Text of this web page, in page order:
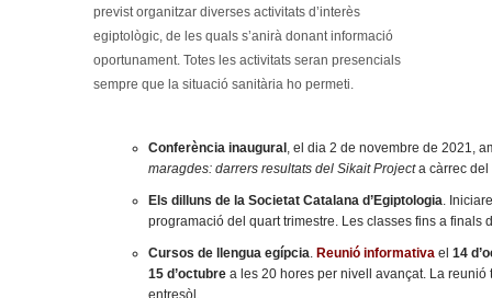
previst organitzar diverses activitats d’interès
egiptològic, de les quals s’anirà donant informació
oportunament. Totes les activitats seran presencials
sempre que la situació sanitària ho permeti.
Conferència inaugural , el dia 2 de novembre de 2021,
maragdes: darrers resultats del Sikait Projecta càrrec del
Els dilluns de la Societat Catalana d’Egiptologia.
programació del quart trimestre. Les classes fins a finals
Cursos de llengua egípcia. Reunió informativa el 14
15 d’octubre a les 20 hores per nivell avançat. La